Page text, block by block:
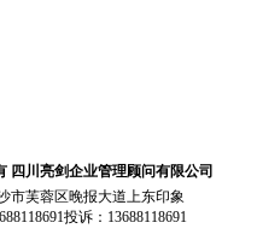
四川亮剑企业管理顾问有限公司
市芙蓉区晚报大道上东印象
投诉：13688118691